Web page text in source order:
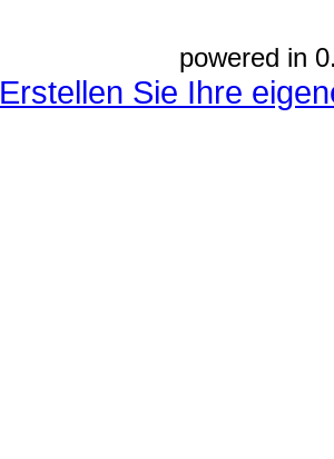
powered in
Erstellen Sie Ihre